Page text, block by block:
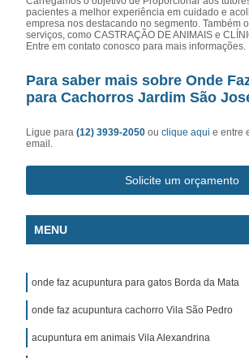
pacientes a melhor experiência em cuidado e
empresa nos destacando no segmento. Também
serviços, como CASTRAÇÃO DE ANIMAIS e
Entre em contato conosco para mais informações.
Para saber mais sobre Onde
para Cachorros Jardim São
Ligue para(12) 3939-2050ouclique aqui e entre
email.
Solicite um orçamento
MENU
onde faz acupuntura para gatos Borda da Mata
onde faz acupuntura cachorro Vila São Pedro
acupuntura em animais Vila Alexandrina